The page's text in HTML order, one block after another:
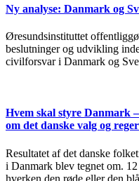
Ny analyse: Danmark og
Øresundsinstituttet
beslutninger og udvikling
civilforsvar i Danmark og
Hvem skal styre Danmark
om det danske valg og
Resultatet af det danske
i Danmark blev tegnet om.
hverken den røde eller den